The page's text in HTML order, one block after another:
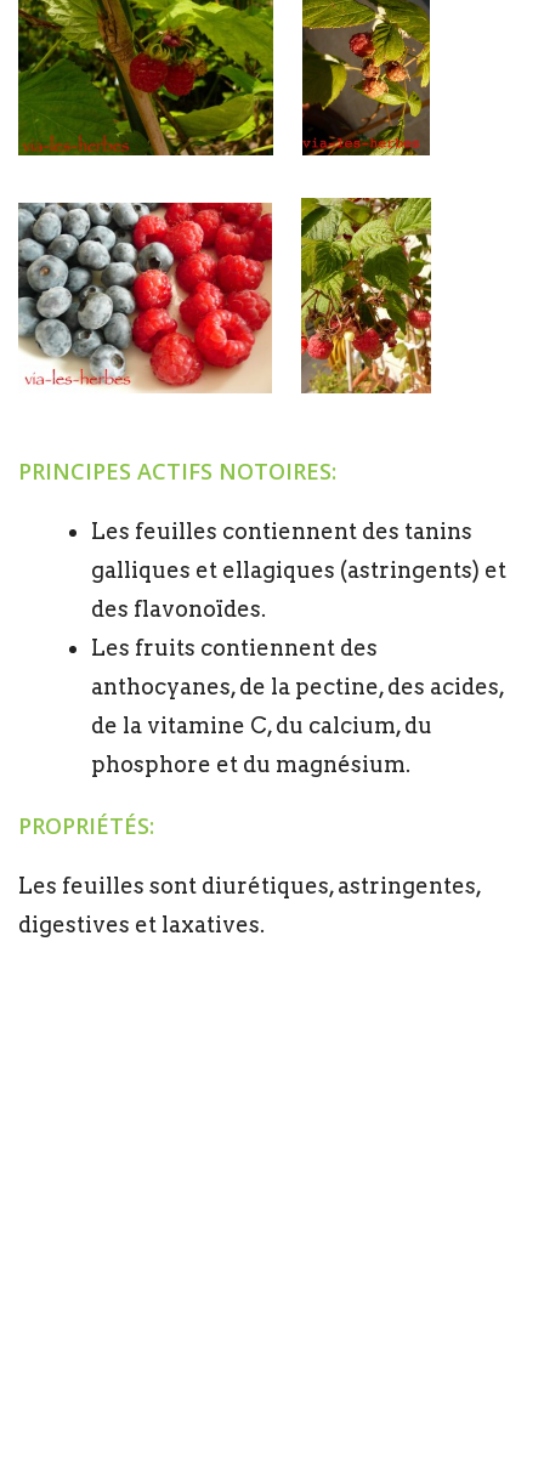
PRINCIPES ACTIFS NOTOIRES:
Les feuilles contiennent des tanins
galliques et ellagiques (astringents) et
des flavonoïdes.
Les fruits contiennent des
anthocyanes, de la pectine, des acides,
de la vitamine C, du calcium, du
phosphore et du magnésium.
PROPRIÉTÉS:
Les feuilles sont diurétiques, astringentes,
digestives et laxatives.